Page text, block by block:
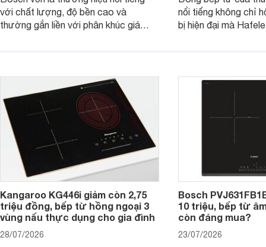
với chất lượng, độ bền cao và
thường gắn liền với phân khúc giá
đơn vị phân phối với mức giá khá dễ
tiếp cận, thu hút sự quan tâm của
nhiều người tiêu dùng.
nổi tiếng không chỉ
bị hiện đại mà
gia đình.
Kangaroo KG446i giảm còn 2,75
triệu đồng, bếp từ hồng ngoại 3
vùng nấu thực dụng cho gia đình
28/07/2026
Bosch
10 triệu, bếp từ
còn đáng mua?
23/07/2026